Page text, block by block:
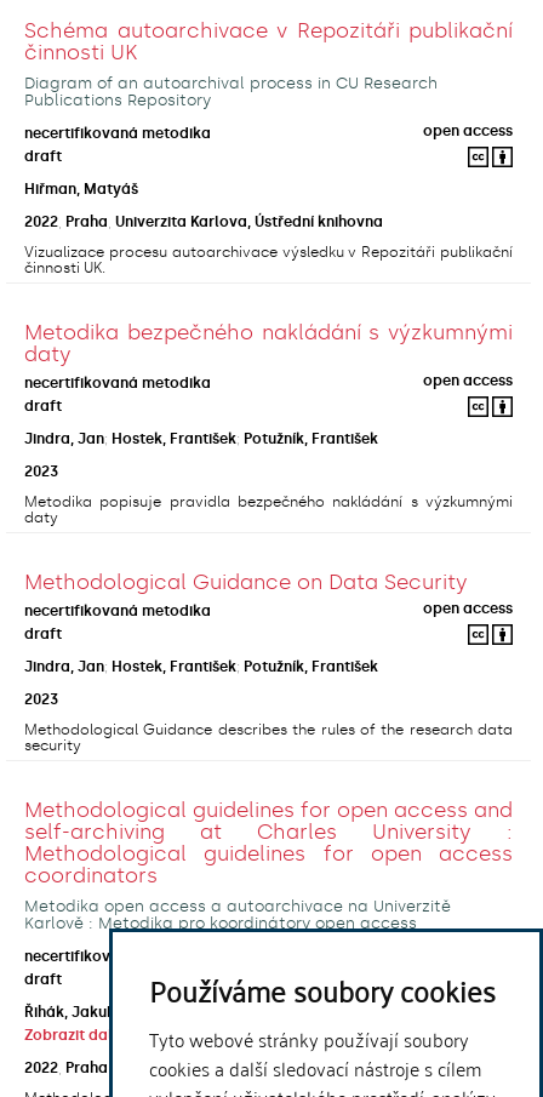
Používáme soubory cookies
Tyto webové stránky používají soubory
cookies a další sledovací nástroje s cílem
Schéma autoarchivace v Repozitáři publikační
činnosti UK
Diagram of an autoarchival process in CU Research
Publications Repository
necertifikovaná metodika
open access
draft
Hiřman, Matyáš
2022 Praha Univerzita Karlova, Ústřední knihovna
Vizualizace procesu autoarchivace výsledku v Repozitáři publikační
činnosti UK.
Metodika bezpečného nakládání s výzkumnými
daty
necertifikovaná metodika
open access
draft
Jindra, Jan; Hostek, František; Potužník, František
2023
Metodika popisuje pravidla bezpečného nakládání s výzkumnými
daty
Methodological Guidance on Data Security
necertifikovaná metodika
open access
draft
Jindra, Jan; Hostek, František; Potužník, František
2023
Methodological Guidance describes the rules of the research data
security
Methodological guidelines for open access and
self-archiving at Charles University :
Methodological guidelines for open access
coordinators
Metodika open access a autoarchivace na Univerzitě
Karlově : Metodika pro koordinátory open access
necertifikovaná metodika
draft
Řihák, Jakub
Zobrazit další autory
2022 Praha
Univerzita Karlova, Ústřední knihovna